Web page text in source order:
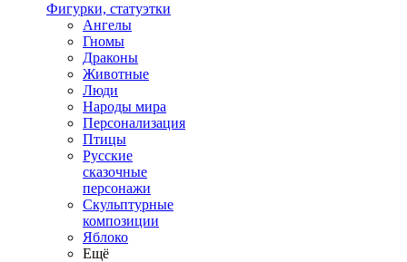
Фигурки, статуэтки
Ангелы
Гномы
Драконы
Животные
Люди
Народы мира
Персонализация
Птицы
Русские
сказочные
персонажи
Скульптурные
композиции
Яблоко
Ещё